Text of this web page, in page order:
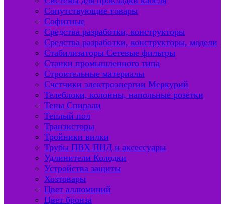
Сопутствующие товары
Софитные
Средства разработки, конструкторы
Средства разработки, конструкторы, модели
Стабилизаторы Сетевые фильтры
Станки промышленного типа
Строительные материалы
Счетчики электроэнергии Меркурий
Телеблоки, колонны, напольные розетки
Тены Спирали
Теплый пол
Транзисторы
Тройники вилки
Трубы ПВХ ПНД и аксессуары
Удлинители Колодки
Устройства защиты
Хозтовары
Цвет аллюминий
Цвет бронза